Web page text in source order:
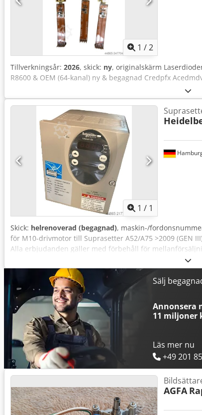
1 /2
Tillverkningsår: 2026, skick: ny, originalskärm
R8600 & OEM (64-kanal) ny & begagnad Credpfx
1 / 1
Skick: helrenoverad (begagnad), maskin-/
för M10-drivmotor till Suprasetter A52/A75 >2009 (GEN
Alla erbjudanden gäller med förbehåll för
Sälj
Annonsera
11 miljoner
Läs mer nu
+49 201
AGFA